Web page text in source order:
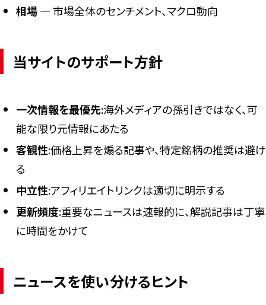
相場― 市場全体のセンチメント、マクロ動向
当サイトのサポート方針
一次情報を最優先:海外メディアの孫引きではなく、可
能な限り元情報にあたる
客観性:価格上昇を煽る記事や、特定銘柄の推奨は避け
る
中立性:アフィリエイトリンクは適切に明示する
更新頻度:重要なニュースは速報的に、解説記事は丁寧
に時間をかけて
ニュースを使い分けるヒント